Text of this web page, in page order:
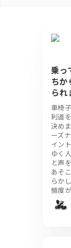
乗っ
ちか
られ
車椅
利道
決め
ーズ
イン
ゆく
と声
あそ
らか
頻度